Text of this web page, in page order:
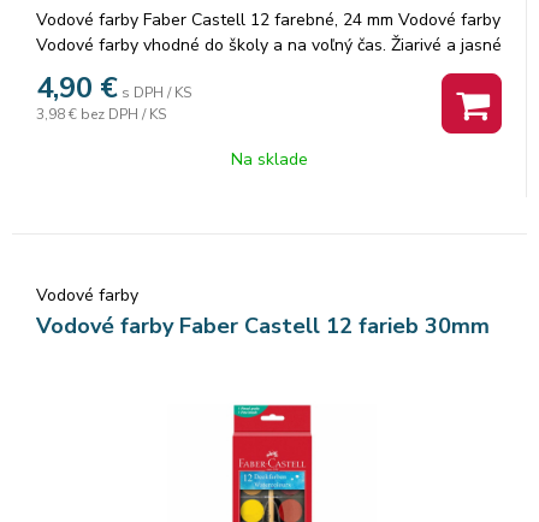
Vodové farby Faber Castell 12 farebné, 24 mm Vodové farby
Vodové farby vhodné do školy a na voľný čas. Žiarivé a jasné
farby s dobrou krycou schopnosťou. Neobmedzené možnosti
miešania farieb pri maľovaní na papier aj iné povrchy. Pre
zábavné maľovanie. Súčasťou balenia je štetec. · Trvácny
priemerom 24 mm · Rozpustné vo vode · Pevný plastový obal
4,90 € s DPH / KS
3,98 € bez DPH / KS
Na sklade
Vodové farby
Vodové farby Faber Castell 12 farieb 30mm